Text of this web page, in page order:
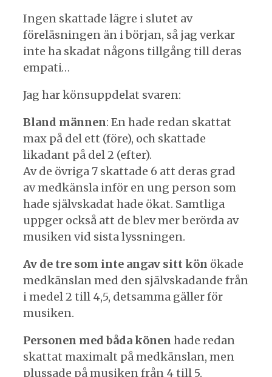
Ingen skattade lägre i slutet av
föreläsningen än i början, så jag verkar
inte ha skadat någons tillgång till deras
empati…
Jag har könsuppdelat svaren:
Bland männen: En hade redan skattat
max på del ett (före), och skattade
likadant på del 2 (efter).
Av de övriga 7 skattade 6 att deras grad
av medkänsla inför en ung person som
hade självskadat hade ökat. Samtliga
uppger också att de blev mer berörda av
musiken vid sista lyssningen.
Av de tre som inte angav sitt kön ökade
medkänslan med den självskadande från
i medel 2 till 4,5, detsamma gäller för
musiken.
Personen med båda könen hade redan
skattat maximalt på medkänslan, men
plussade på musiken från 4 till 5.